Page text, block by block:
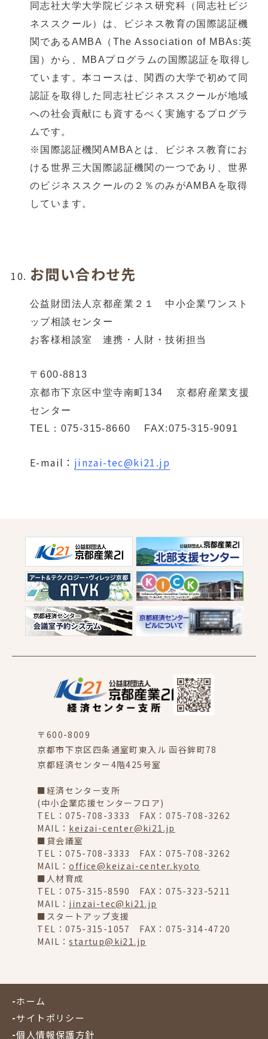
同志社大学大学院ビジネス研究科（同志社ビジ
ネススクール）は、ビジネス教育の国際認証機
関であるAMBA（The Association of MBAs:英
国）から、MBAプログラムの国際認証を取得し
ています。本コースは、関西の大学で初めて同
認証を取得した同志社ビジネススクールが地域
への社会貢献にも資するべく実施するプログラ
ムです。
※国際認証機関AMBAとは、ビジネス教育にお
ける世界三大国際認証機関の一つであり、世界
のビジネススクールの２％のみがAMBAを取得
しています。
お問い合わせ先
公益財団法人京都産業２１ 中小企業ワンスト
ップ相談センター
お客様相談室 連携・人財・技術担当
〒600-8813
京都市下京区中堂寺南町134 京都府産業支援
センター
TEL：075-315-8660 FAX:075-315-9091
E-mail： jinzai-tec@ki21.jp
〒600-8009
京都市下京区四条通室町東入ル 函谷鉾町78
京都経済センター4階425号室
■経済センター支所
(中小企業応援センターフロア)
TEL：075-708-3333 FAX：075-708-3262
MAIL： keizai-center@ki21.jp
■貸会議室
TEL：075-708-3333 FAX：075-708-3262
MAIL：office@keizai-center.kyoto
■人材育成
TEL：075-315-8590 FAX：075-323-5211
MAIL： jinzai-tec@ki21.jp
■スタートアップ支援
TEL：075-315-1057 FAX：075-314-4720
MAIL：startup@ki21.jp
ホーム
サイトポリシー
個人情報保護方針